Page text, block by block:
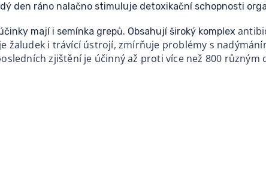
den ráno nalačno stimuluje detoxikační schopnosti
mají i semínka grepů. Obsahují široký komplex
žaludek i trávící ústrojí, zmírňuje problémy s
zjištění je účinný až proti více než 800